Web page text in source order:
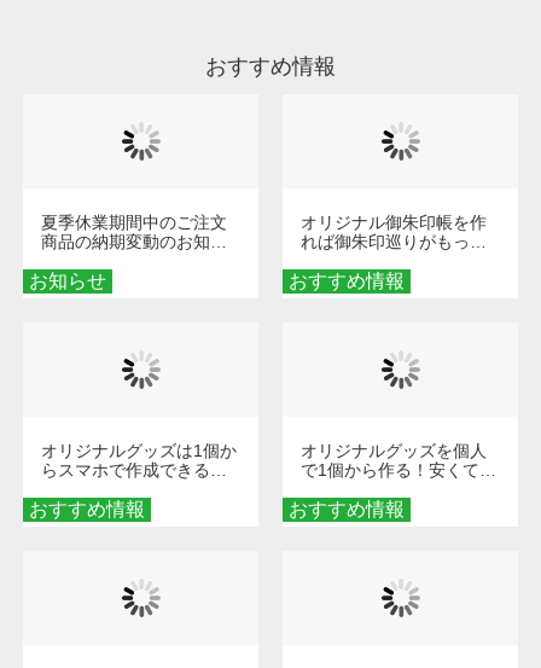
おすすめ情報
お知らせ
夏季休業期間中のご注文
商品の納期変動のお知ら
おすすめ情報
オリジナル御朱印帳を作
れば御朱印巡りがもっと
ダーメイドする魅力と選
び方
おすすめ情報
オリジナルグッズは1個か
らスマホで作成できる！
くなる巾着＆ポーチ活用
術
おすすめ情報
オリジナルグッズを個人
で1個から作る！安くて簡
秘訣